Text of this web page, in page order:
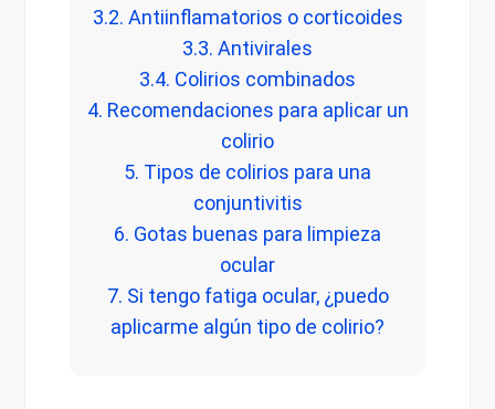
3.2. Antiinflamatorios o corticoides
3.3. Antivirales
3.4. Colirios combinados
4. Recomendaciones para aplicar un
colirio
5. Tipos de colirios para una
conjuntivitis
6. Gotas buenas para limpieza
ocular
7. Si tengo fatiga ocular, ¿puedo
aplicarme algún tipo de colirio?